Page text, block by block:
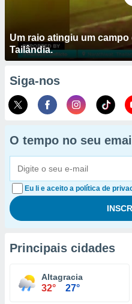
Um raio atingiu um
Tailândia.
Siga-nos
O tempo no seu email
Eu li e aceito a política de
Principais cidades
Altagracia
32° 27°